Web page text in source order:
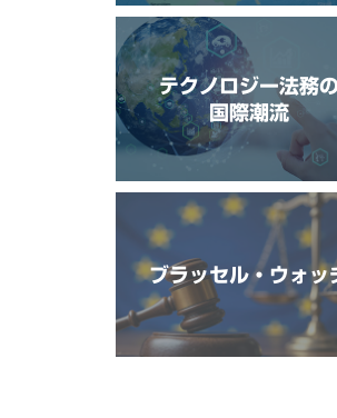
テクノロジー法務の
国際潮流
ブラッセル・ウォッ